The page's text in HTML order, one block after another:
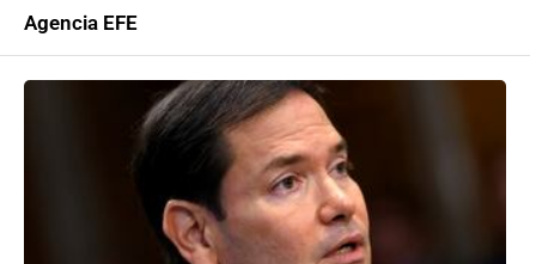
Agencia EFE